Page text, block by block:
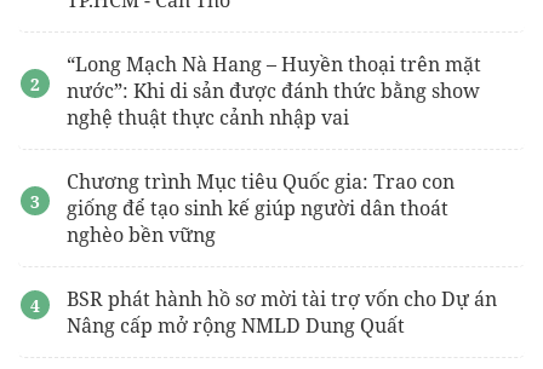
“Long Mạch Nà Hang – Huyền thoại trên mặt
nước”: Khi di sản được đánh thức bằng show
nghệ thuật thực cảnh nhập vai
Chương trình Mục tiêu Quốc gia: Trao con
giống để tạo sinh kế giúp người dân thoát
nghèo bền vững
BSR phát hành hồ sơ mời tài trợ vốn cho Dự án
Nâng cấp mở rộng NMLD Dung Quất